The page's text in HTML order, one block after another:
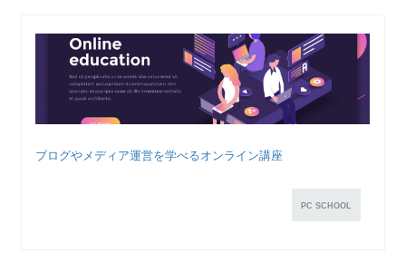
ブログやメディア運営を学べるオンライン講座
PC SCHOOL